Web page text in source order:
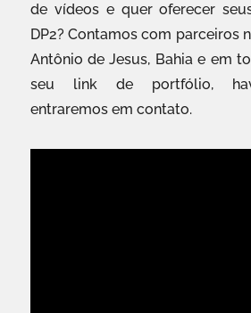
de vídeos e quer oferecer
DP2? Contamos com parceiros
Antônio de Jesus, Bahia e em
seu link de portfólio,
entraremos em contato.